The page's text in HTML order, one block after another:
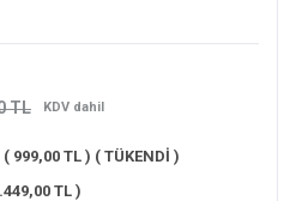
TL KDV dahil
999,00 TL ) ( TÜKENDİ )
TL )